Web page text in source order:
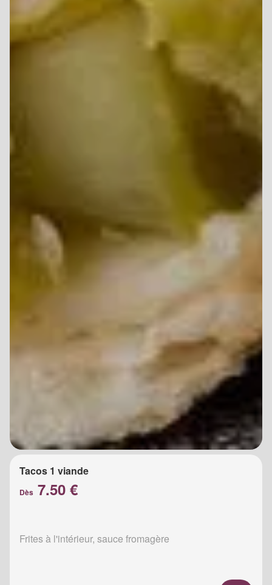
Tacos 1 viande
Dès 7.50 €
Frites à l'intérieur, sauce fromagère